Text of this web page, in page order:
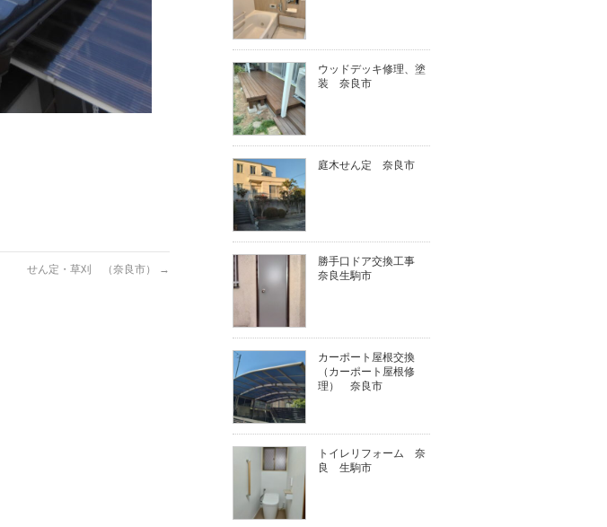
せん定・草刈 （奈良市） →
ウッドデッキ修理、塗
装 奈良市
庭木せん定 奈良市
勝手口ドア交換工事
奈良生駒市
カーポート屋根交換
（カーポート屋根修
理） 奈良市
トイレリフォーム 奈
良 生駒市